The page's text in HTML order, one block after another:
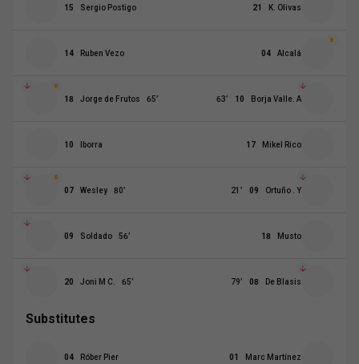
15 Sergio Postigo 21 K. Olivas
14 Ruben Vezo 04 Alcalá
18 Jorge de Frutos 65’ 10 Borja Valle. A
63’
10 Iborra 17 Mikel Rico
07 Wesley 80’ 09 Ortuño . Y
21 ’
09 Soldado 56’ 18 Musto
20 Joni M C. 65’ 08 De Blasis
79’
Substitutes
04 Róber Pier 01 Marc Martínez